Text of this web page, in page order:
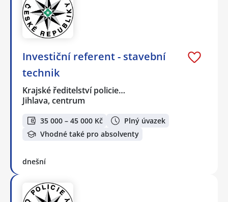
Investiční referent - stavební
technik
Krajské ředitelství policie…
Jihlava, centrum
35 000 – 45 000 Kč
Plný úvazek
Vhodné také pro absolventy
dnešní